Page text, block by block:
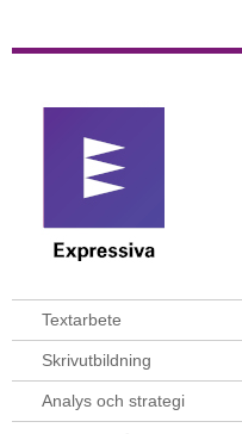
Textarbete
Skrivutbildning
Analys och strategi